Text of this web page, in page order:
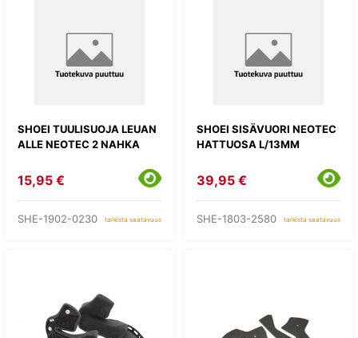
SHOEI TUULISUOJA LEUAN
ALLE NEOTEC 2 NAHKA
15,95 €
SHE-1902-0230 tarkista saatavuus
SHOEI SISÄVUORI NEOTEC
HATTUOSA L/13MM
39,95 €
SHE-1803-2580 tarkista saatavuus